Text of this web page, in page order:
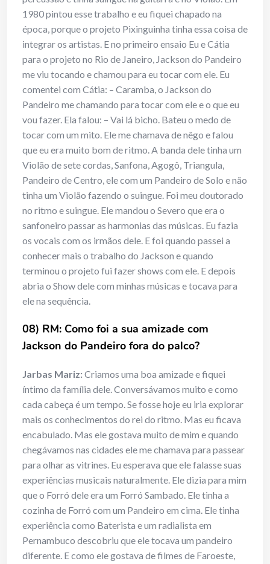
1980 pintou esse trabalho e eu fiquei chapado na
época, porque o projeto Pixinguinha tinha essa coisa de
integrar os artistas. E no primeiro ensaio Eu e Cátia
para o projeto no Rio de Janeiro, Jackson do Pandeiro
me viu tocando e chamou para eu tocar com ele. Eu
comentei com Cátia: – Caramba, o Jackson do
Pandeiro me chamando para tocar com ele e o que eu
vou fazer. Ela falou: – Vai lá bicho. Bateu o medo de
tocar com um mito. Ele me chamava de nêgo e falou
que eu era muito bom de ritmo. A banda dele tinha um
Violão de sete cordas, Sanfona, Agogô, Triangula,
Pandeiro de Centro, ele com um Pandeiro de Solo e não
tinha um Violão fazendo o suingue. Foi meu doutorado
no ritmo e suingue. Ele mandou o Severo que era o
sanfoneiro passar as harmonias das músicas. Eu fazia
os vocais com os irmãos dele. E foi quando passei a
conhecer mais o trabalho do Jackson e quando
terminou o projeto fui fazer shows com ele. E depois
abria o Show dele com minhas músicas e tocava para
ele na sequência.
08) RM: Como foi a sua amizade com
Jackson do Pandeiro fora do palco?
Jarbas Mariz:Criamos uma boa amizade e fiquei
íntimo da família dele. Conversávamos muito e como
cada cabeça é um tempo. Se fosse hoje eu iria explorar
mais os conhecimentos do rei do ritmo. Mas eu ficava
encabulado. Mas ele gostava muito de mim e quando
chegávamos nas cidades ele me chamava para passear
para olhar as vitrines. Eu esperava que ele falasse suas
experiências musicais naturalmente. Ele dizia para mim
que o Forró dele era um Forró Sambado. Ele tinha a
cozinha de Forró com um Pandeiro em cima. Ele tinha
experiência como Baterista e um radialista em
Pernambuco descobriu que ele tocava um pandeiro
diferente. E como ele gostava de filmes de Faroeste,